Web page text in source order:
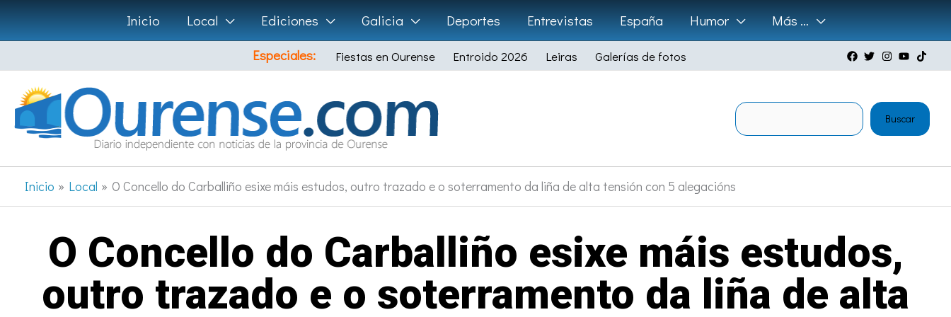
Ir
al
contenido
Inicio Local Ediciones Galicia Deportes Entrevistas España Humor
Más …
Especiales:
Fiestas en Ourense Entroido 2026 Leiras Galerías de fotos
Buscar
Inicio Local O Concello do Carballiño esixe máis estudos, outro trazado e o soterramento da liña de alta tensión con 5 alegacións
O Concello do Carballiño esixe máis estudos,
outro trazado e o soterramento da liña de alta